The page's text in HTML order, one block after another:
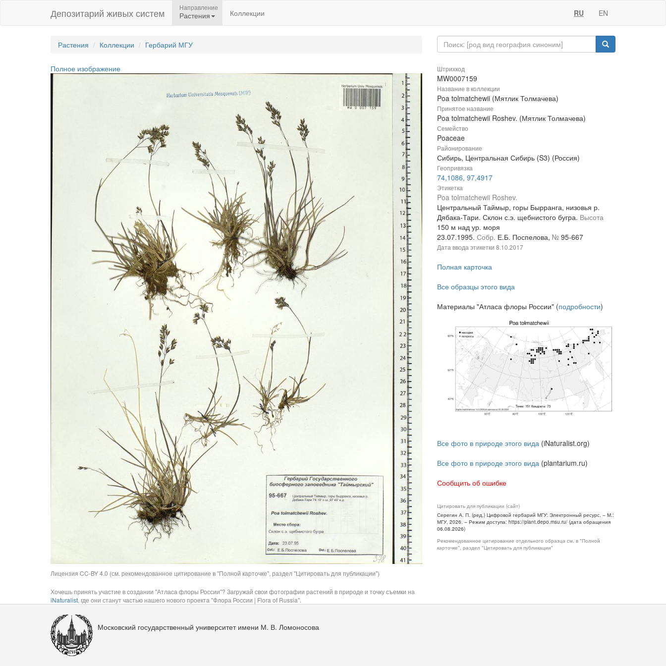
Депозитарий живых систем Направление
Растения Коллекции RU EN
Растения Коллекции Гербарий МГУ
Полное изображение
Лицензия CC-BY 4.0 (см. рекомендованное цитирование в "Полной карточке", раздел "Цитировать для публикации")
Хочешь принять участие в создании "Атласа флоры России"? Загружай свои фотографии растений в природе и точку съемки на
iNaturalist, где они станут частью нашего нового проекта "Флора России | Flora of Russia".
Штрихкод
MW0007159
Название в коллекции
Poa tolmatchewii (Мятлик Толмачева)
Принятое название
Poa tolmatchewii Roshev. (Мятлик Толмачева)
Семейство
Poaceae
Районирование
Сибирь, Центральная Сибирь (S3) (Россия)
Геопривязка
74,1086, 97,4917
Этикетка
Poa tolmatchewii Roshev.
Центральный Таймыр, горы Бырранга, низовья р.
Дябака-Тари. Склон с.э. щебнистого бугра. Высота
150 м над ур. моря
23.07.1995. Собр. Е.Б. Поспелова, № 95-667
Дата ввода этикетки 8.10.2017
Полная карточка
Все образцы этого вида
Материалы "Атласа флоры России" (подробности)
Все фото в природе этого вида (iNaturalist.org)
Все фото в природе этого вида (plantarium.ru)
Сообщить об ошибке
Цитировать для публикации (сайт)
Серегин А. П. (ред.) Цифровой гербарий МГУ: Электронный ресурс. – М.:
МГУ, 2026. – Режим доступа: https://plant.depo.msu.ru/ (дата обращения
06.08.2026)
Рекомендованное цитирование отдельного образца см. в "Полной
карточке", раздел "Цитировать для публикации"
Московский государственный университет имени М. В. Ломоносова